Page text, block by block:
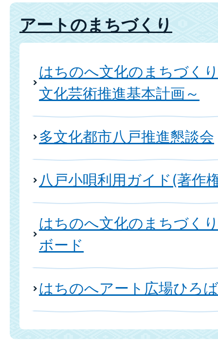
アートのまちづくり
はちのへ文化のまちづく
文化芸術推進基本計画～
多文化都市八戸推進懇談会
八戸小唄利用ガイド(著作
はちのへ文化のまちづく
ボード
はちのへアート広場ひろ